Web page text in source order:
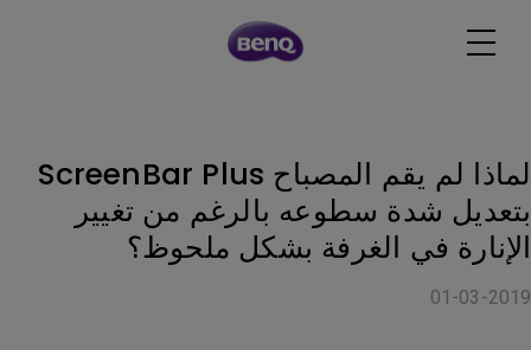
لماذا لم يقم المصباح ScreenBar Plus
بتعديل شدة سطوعه بالرغم من تغيير
الإنارة في الغرفة بشكل ملحوظ؟
01-03-2019